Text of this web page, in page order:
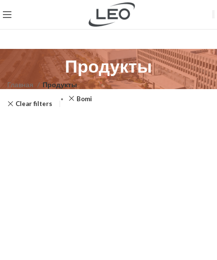
Продукты
Главная Продукты
Clear filters
Bomi